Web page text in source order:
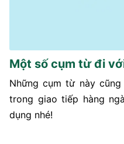
Một số cụm từ đi
Những cụm từ này
trong giao tiếp hàng
dụng nhé!